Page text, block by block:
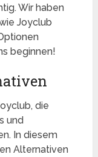
Wir haben
Joyclub
beginnen!
die
und
In diesem
Alternativen